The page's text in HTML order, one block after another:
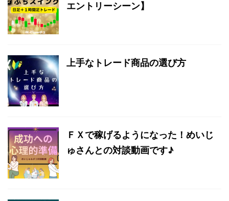
エントリーシーン】
上手なトレード商品の選び方
ＦＸで稼げるようになった！めいじ
ゅさんとの対談動画です♪